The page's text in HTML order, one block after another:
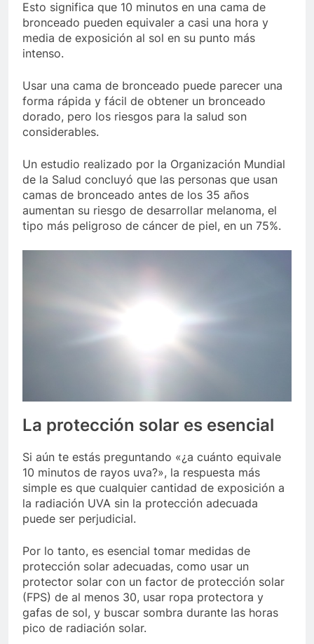
Esto significa que 10 minutos en una cama de
bronceado pueden equivaler a casi una hora y
media de exposición al sol en su punto más
intenso.
Usar una cama de bronceado puede parecer una
forma rápida y fácil de obtener un bronceado
dorado, pero los riesgos para la salud son
considerables.
Un estudio realizado por la Organización Mundial
de la Salud concluyó que las personas que usan
camas de bronceado antes de los 35 años
aumentan su riesgo de desarrollar melanoma, el
tipo más peligroso de cáncer de piel, en un 75%.
La protección solar es esencial
Si aún te estás preguntando «¿a cuánto equivale
10 minutos de rayos uva?», la respuesta más
simple es que cualquier cantidad de exposición a
la radiación UVA sin la protección adecuada
puede ser perjudicial.
Por lo tanto, es esencial tomar medidas de
protección solar adecuadas, como usar un
protector solar con un factor de protección solar
(FPS) de al menos 30, usar ropa protectora y
gafas de sol, y buscar sombra durante las horas
pico de radiación solar.